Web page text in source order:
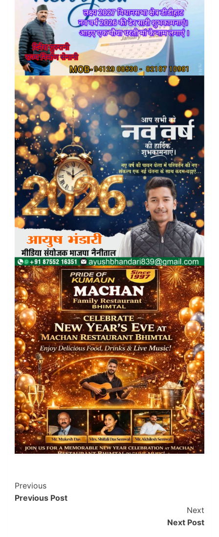
Post
Navigation
Previous
Previous Post
Next
Next Post